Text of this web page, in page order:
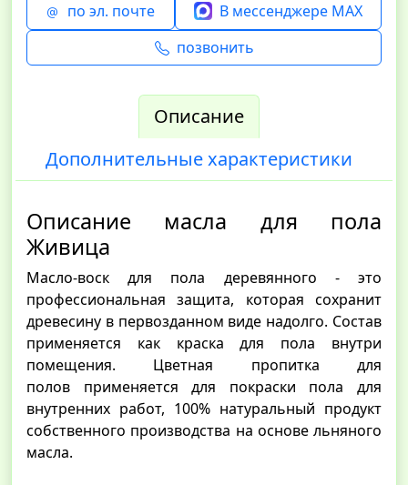
по эл. почте
В мессенджере MAX
позвонить
Описание
Дополнительные характеристики
Описание масла для пола
Живица
Масло-воск для пола деревянного - это
профессиональная защита, которая сохранит
древесину в первозданном виде надолго. Состав
применяется как краска для пола внутри
помещения. Цветная пропитка для
полов применяется для покраски пола для
внутренних работ, 100% натуральный продукт
собственного производства на основе льняного
масла.